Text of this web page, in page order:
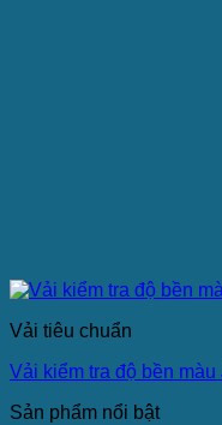
Vải tiêu chuẩn
Vải kiểm tra độ bền màu
Sản phẩm nổi bật